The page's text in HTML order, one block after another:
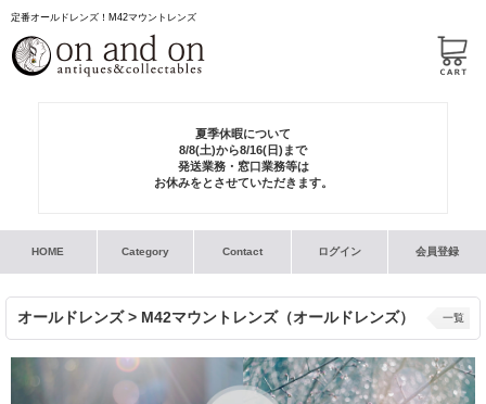
定番オールドレンズ！M42マウントレンズ
夏季休暇について
8/8(土)から8/16(日)まで
発送業務・窓口業務等は
お休みをとさせていただきます。
HOME Category Contact ログイン 会員登録
オールドレンズ > M42マウントレンズ（オールドレンズ） 一覧